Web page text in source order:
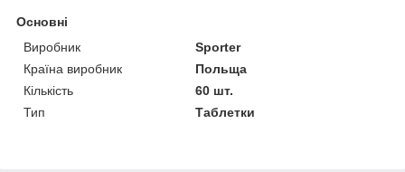
Основні
Виробник
Sporter
Країна виробник
Польща
Кількість
60 шт.
Тип
Таблетки